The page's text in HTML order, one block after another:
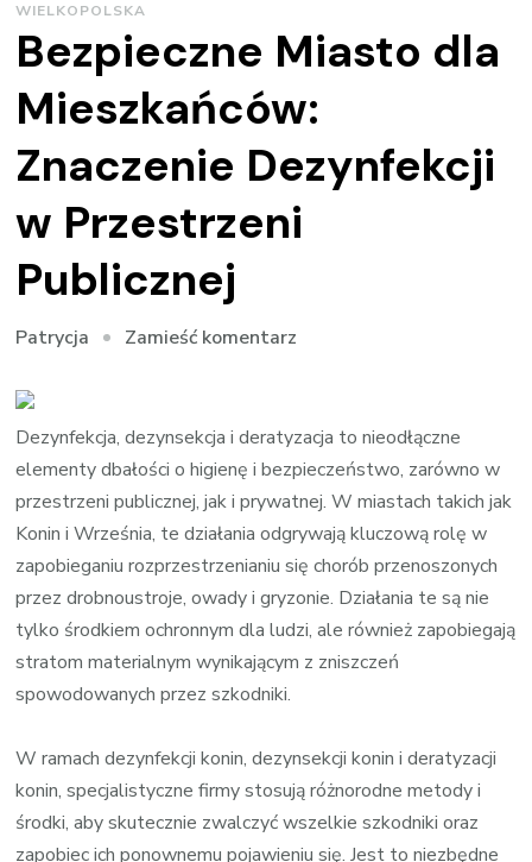
WIELKOPOLSKA
Bezpieczne Miasto dla
Mieszkańców:
Znaczenie Dezynfekcji
w Przestrzeni
Publicznej
Patrycja Zamieść komentarz
Miasto
dla
Mieszkańców:
Znaczenie
Dezynfekcji
w
Przestrzeni
Publicznej
Dezynfekcja, dezynsekcja i deratyzacja to nieodłączne
elementy dbałości o higienę i bezpieczeństwo, zarówno w
przestrzeni publicznej, jak i prywatnej. W miastach takich jak
Konin i Września, te działania odgrywają kluczową rolę w
zapobieganiu rozprzestrzenianiu się chorób przenoszonych
przez drobnoustroje, owady i gryzonie. Działania te są nie
tylko środkiem ochronnym dla ludzi, ale również zapobiegają
stratom materialnym wynikającym z zniszczeń
spowodowanych przez szkodniki.
W ramach dezynfekcji konin, dezynsekcji konin i deratyzacji
konin, specjalistyczne firmy stosują różnorodne metody i
środki, aby skutecznie zwalczyć wszelkie szkodniki oraz
zapobiec ich ponownemu pojawieniu się. Jest to niezbędne